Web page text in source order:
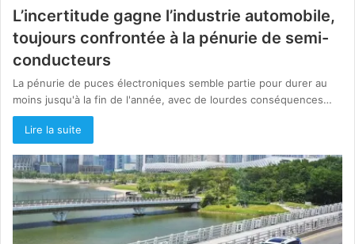
L’incertitude gagne l’industrie automobile,
toujours confrontée à la pénurie de semi-
conducteurs
La pénurie de puces électroniques semble partie pour durer au
moins jusqu'à la fin de l'année, avec de lourdes conséquences…
Lire la suite